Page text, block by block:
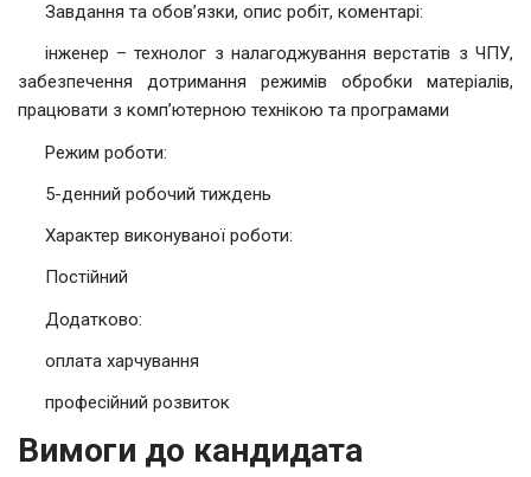
Завдання та обов’язки, опис робіт, коментарі:
інженер – технолог з налагоджування верстатів з ЧПУ,
забезпечення дотримання режимів обробки матеріалів,
працювати з комп’ютерною технікою та програмами
Режим роботи:
5-денний робочий тиждень
Характер виконуваної роботи:
Постійний
Додатково:
оплата харчування
професійний розвиток
Вимоги до кандидата